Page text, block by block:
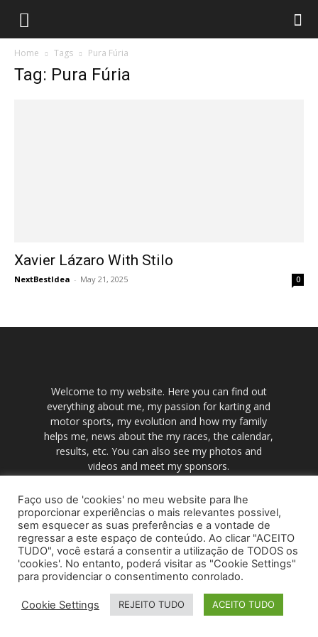
Home Tags Pura Fúria
Tag: Pura Fúria
Xavier Lázaro With Stilo
NextBestIdea - May 21, 2025 0
Welcome to my website. Here you can find out
everything about me, my passion for karting and
motor sports, my evolution and how my family
helps me, news about the my races, the calendar,
results, etc. You can also see my photos and
videos and meet my sponsors.
PRIVACY POLICY TERMS OF USE
© NextBestIdea (All Rights Reserved)
Faço uso de 'cookies' no meu website para lhe
proporcionar experiências o mais relevantes possivel,
sem esquecer as suas preferências e a vontade de
regressar a este espaço de conteúdo. Ao clicar "ACEITO
TUDO", você estará a consentir a utilização de TODOS os
'cookies'. No entanto, poderá visitar as "Cookie Settings"
para providenciar o consentimento conrolado.
Cookie Settings REJEITO TUDO ACEITO TUDO